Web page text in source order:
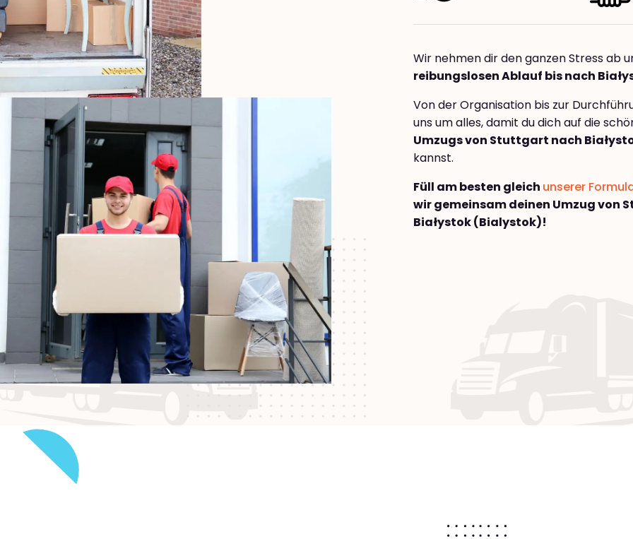
Wir nehmen dir den ganzen Stress ab
reibungslosen Ablauf bis nach
Von der Organisation bis zur
uns um alles, damit du dich auf die
Umzugs von Stuttgart nach
kannst.
Füll am besten gleich unserer
wir gemeinsam deinen Umzug von
Białystok (Bialystok)!